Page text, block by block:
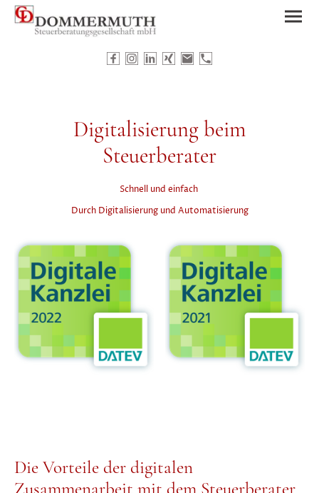
Digitalisierung beim
Steuerberater
Schnell und einfach
Durch Digitalisierung und Automatisierung
Die Vorteile der digitalen
Zusammenarbeit mit dem Steuerberater